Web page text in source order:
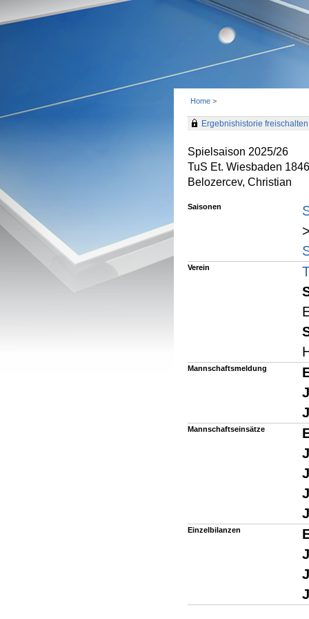
Home >
Ergebnishistorie freischalten
Spielsaison 2025/26
TuS Et. Wiesbaden 1846
Belozercev, Christian
Saisonen
Verein
Mannschaftsmeldung
Mannschaftseinsätze
Einzelbilanzen